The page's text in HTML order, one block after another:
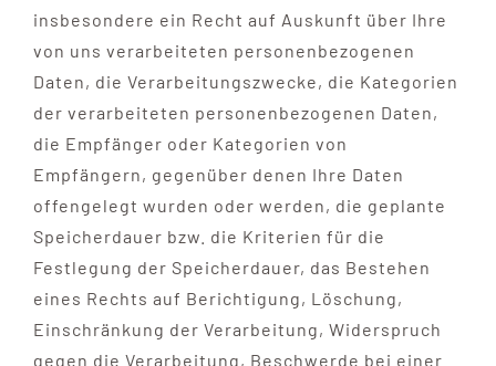
insbesondere ein Recht auf Auskunft über Ihre
von uns verarbeiteten personenbezogenen
Daten, die Verarbeitungszwecke, die Kategorien
der verarbeiteten personenbezogenen Daten,
die Empfänger oder Kategorien von
Empfängern, gegenüber denen Ihre Daten
offengelegt wurden oder werden, die geplante
Speicherdauer bzw. die Kriterien für die
Festlegung der Speicherdauer, das Bestehen
eines Rechts auf Berichtigung, Löschung,
Einschränkung der Verarbeitung, Widerspruch
gegen die Verarbeitung, Beschwerde bei einer